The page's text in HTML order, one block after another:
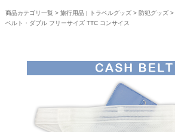
商品カテゴリ一覧 > 旅行用品 | トラベルグッズ> 防犯グッズ>
ベルト・ダブル フリーサイズ TTC コンサイス